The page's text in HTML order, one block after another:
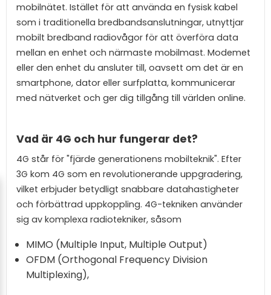
mobilnätet. Istället för att använda en fysisk kabel
som i traditionella bredbandsanslutningar, utnyttjar
mobilt bredband radiovågor för att överföra data
mellan en enhet och närmaste mobilmast. Modemet
eller den enhet du ansluter till, oavsett om det är en
smartphone, dator eller surfplatta, kommunicerar
med nätverket och ger dig tillgång till världen online.
Vad är 4G och hur fungerar det?
4G står för "fjärde generationens mobilteknik". Efter
3G kom 4G som en revolutionerande uppgradering,
vilket erbjuder betydligt snabbare datahastigheter
och förbättrad uppkoppling. 4G-tekniken använder
sig av komplexa radiotekniker, såsom
MIMO (Multiple Input, Multiple Output)
OFDM (Orthogonal Frequency Division
Multiplexing),